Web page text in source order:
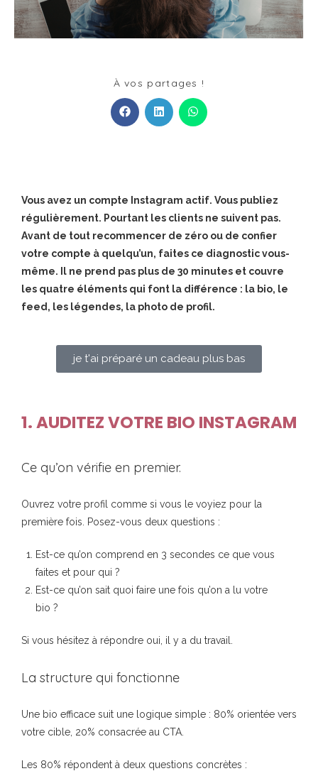
À vos partages !
Vous avez un compte Instagram actif. Vous publiez
régulièrement. Pourtant les clients ne suivent pas.
Avant de tout recommencer de zéro ou de confier
votre compte à quelqu’un, faites ce diagnostic vous-
même. Il ne prend pas plus de 30 minutes et couvre
les quatre éléments qui font la différence : la bio, le
feed, les légendes, la photo de profil.
je t'ai préparé un cadeau plus bas
1. AUDITEZ VOTRE BIO INSTAGRAM
Ce qu’on vérifie en premier.
Ouvrez votre profil comme si vous le voyiez pour la
première fois. Posez-vous deux questions :
Est-ce qu’on comprend en 3 secondes ce que vous
faites et pour qui ?
Est-ce qu’on sait quoi faire une fois qu’on a lu votre
bio ?
Si vous hésitez à répondre oui, il y a du travail.
La structure qui fonctionne
Une bio efficace suit une logique simple : 80% orientée vers
votre cible, 20% consacrée au CTA.
Les 80% répondent à deux questions concrètes :